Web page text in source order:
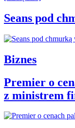
Seans pod
Biznes
Premier o
z ministrem